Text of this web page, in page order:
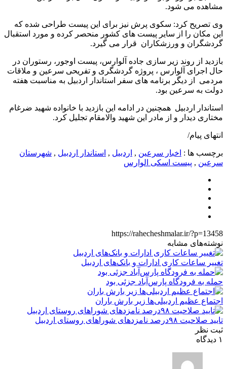
مشاهده می شود.
وی تصریح کرد: سکوی پرش نیز برای این پیست طراحی شده که
این مکان را از سایر پیست های کشور منحصر کرده و مورد استقبال
گردشگران و ورزشکاران قرار می گیرد.
بازدید از روند زیر سازی جاده آلوارس، پیست اوجور، رستوران در
حال اجرای آلوارس ، پروژه گردشگری و تفریحی سرعین و ملاقات
مردمی از دیگر برنامه های سفر استاندار اردبیل به مناسبت هفته
دولت به سرعین بود.
استاندار اردبیل همچنین در ادامه این بازدید با خانواده شهید ضرغام
مختاری دیدار و از مادر این شهید والامقام تجلیل کرد.
انتهای پیام/
برچسب ها : اخبار سرعین , اردبیل , استاندار اردبیل , شهرستان
سرعین , پیست اسکی الوارس
https://rahecheshmalar.ir/?p=13458
نوشته‌های مشابه
تغییر ساعات کاری ادارات و بانک‌های اردبیل
حمله به فرودگاه پارس‌‌آباد جزئی بود
اجتماع عظیم اردبیلی‌ها زیر بارش باران
تایید صلاحیت ۹۸درصد نامزدهای شوراهای روستای اردبیل
ثبت نظر
۱ دیدگاه